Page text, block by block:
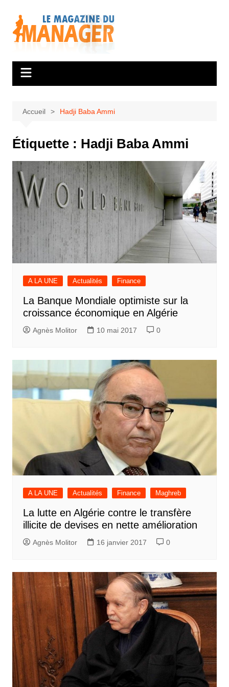
contenu
Accueil Hadji Baba Ammi
Étiquette : Hadji Baba Ammi
A LA UNE Actualités Finance
La Banque Mondiale optimiste sur la
croissance économique en Algérie
Agnès Molitor 10 mai 2017 0
A LA UNE Actualités Finance Maghreb
La lutte en Algérie contre le transfère
illicite de devises en nette amélioration
Agnès Molitor 16 janvier 2017 0